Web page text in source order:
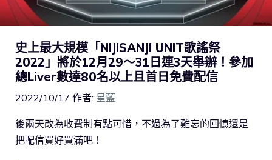
史上最大規模「NIJISANJI UNIT歌謠祭
2022」將於12月29～31日連3天舉辦！參加
總Liver數達80名以上且首日免費配信
2022/10/17 作者: 星藍
後兩天改為收費制有點可惜，不過為了難忘的回憶還是
把配信買好買滿吧！